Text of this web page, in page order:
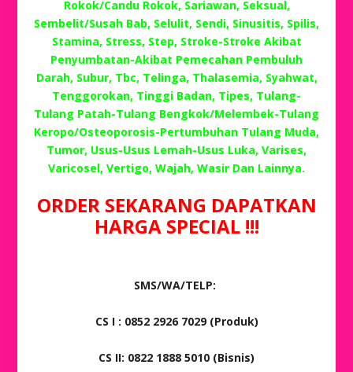
Rokok/Candu Rokok, Sariawan, Seksual,
Sembelit/Susah Bab, Selulit, Sendi, Sinusitis, Spilis,
Stamina, Stress, Step, Stroke-Stroke Akibat
Penyumbatan-Akibat Pemecahan Pembuluh
Darah, Subur, Tbc, Telinga, Thalasemia, Syahwat,
Tenggorokan, Tinggi Badan, Tipes, Tulang-
Tulang Patah-Tulang Bengkok/Melembek-Tulang
Keropo/Osteoporosis-Pertumbuhan Tulang Muda,
Tumor, Usus-Usus Lemah-Usus Luka, Varises,
Varicosel, Vertigo, Wajah, Wasir Dan Lainnya.
ORDER SEKARANG DAPATKAN
HARGA SPECIAL !!!
SMS/WA/TELP:
CS I : 0852 2926 7029 (Produk)
CS II: 0822 1888 5010 (Bisnis)